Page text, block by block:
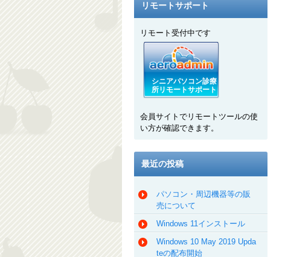
リモートサポート
リモート受付中です
シニアパソコン診療
所リモートサポート
会員サイトでリモートツールの使
い方が確認できます。
最近の投稿
パソコン・周辺機器等の販
売について
Windows 11インストール
Windows 10 May 2019 Upda
teの配布開始